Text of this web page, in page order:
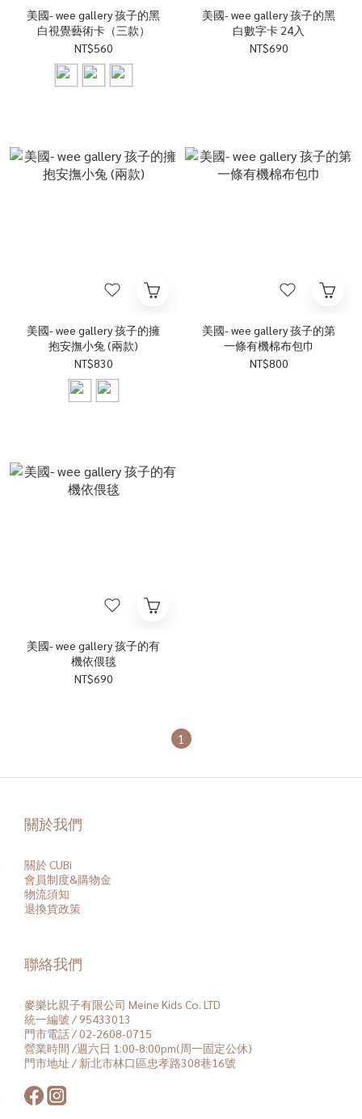
美國- wee gallery 孩子的黑
白視覺藝術卡（三款）
NT$560
美國- wee gallery 孩子的黑
白數字卡 24入
NT$690
美國- wee gallery 孩子的擁
抱安撫小兔 (兩款)
NT$830
美國- wee gallery 孩子的第
一條有機棉布包巾
NT$800
美國- wee gallery 孩子的有
機依偎毯
NT$690
1
關於我們
關於 CUBi
會員制度&購物金
物流須知
退換貨政策
聯絡我們
麥樂比親子有限公司 Meine Kids Co. LTD
統一編號 / 95433013
門市電話 / 02-2608-0715
營業時間 /週六日 1:00-8:00pm(周一固定公休)
門市地址 / 新北市林口區忠孝路308巷16號